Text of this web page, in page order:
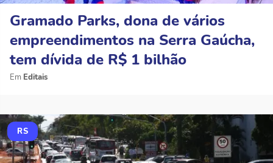
Gramado Parks, dona de vários
empreendimentos na Serra Gaúcha,
tem dívida de R$ 1 bilhão
Editais
RS